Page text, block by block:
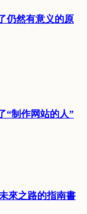
仍然有意义的原
“制作网站的人”
來之路的指南書